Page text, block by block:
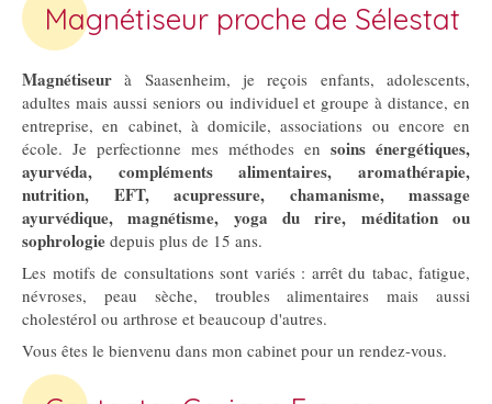
Magnétiseur proche de Sélestat
Magnétiseur à Saasenheim, je reçois enfants, adolescents,
adultes mais aussi seniors ou individuel et groupe à distance, en
entreprise, en cabinet, à domicile, associations ou encore en
école. Je perfectionne mes méthodes en soins énergétiques,
ayurvéda, compléments alimentaires, aromathérapie,
nutrition, EFT, acupressure, chamanisme, massage
ayurvédique, magnétisme, yoga du rire, méditation ou
sophrologie depuis plus de 15 ans.
Les motifs de consultations sont variés : arrêt du tabac, fatigue,
névroses, peau sèche, troubles alimentaires mais aussi
cholestérol ou arthrose et beaucoup d'autres.
Vous êtes le bienvenu dans mon cabinet pour un rendez-vous.